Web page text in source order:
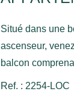
Situé dans une
ascenseur,
balcon
chambre - Une place
Ref. : 2254-LOC